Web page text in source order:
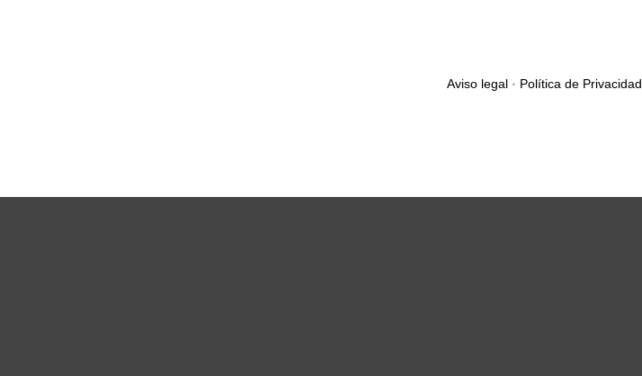
Aviso legal· Política de Privacidad